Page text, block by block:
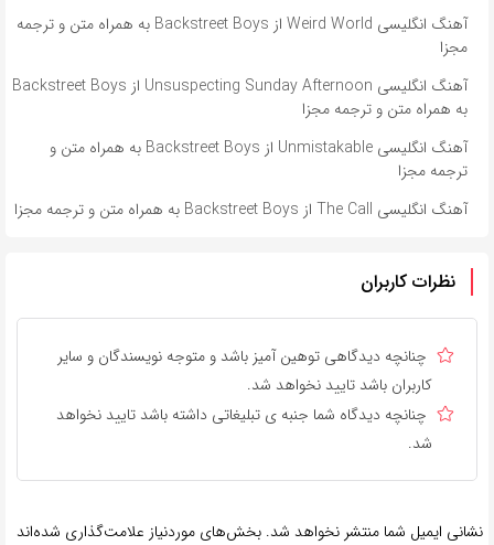
آهنگ انگلیسی Weird World از Backstreet Boys به همراه متن و ترجمه
مجزا
آهنگ انگلیسی Unsuspecting Sunday Afternoon از Backstreet Boys
به همراه متن و ترجمه مجزا
آهنگ انگلیسی Unmistakable از Backstreet Boys به همراه متن و
ترجمه مجزا
آهنگ انگلیسی The Call از Backstreet Boys به همراه متن و ترجمه مجزا
نظرات کاربران
چنانچه دیدگاهی توهین آمیز باشد و متوجه نویسندگان و سایر
کاربران باشد تایید نخواهد شد.
چنانچه دیدگاه شما جنبه ی تبلیغاتی داشته باشد تایید نخواهد
شد.
نشانی ایمیل شما منتشر نخواهد شد. بخش‌های موردنیاز علامت‌گذاری شده‌اند